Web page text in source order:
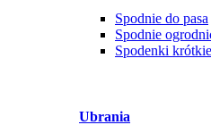
Spodnie do pasa
Spodnie
Spodenki krótkie
Ubrania